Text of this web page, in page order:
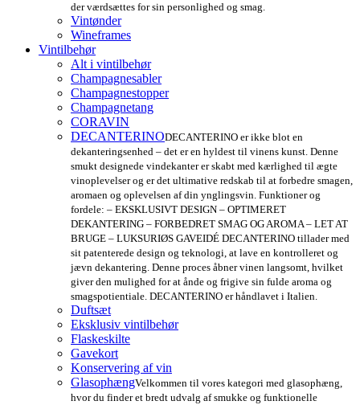
der værdsættes for sin personlighed og smag.
Vintønder
Wineframes
Vintilbehør
Alt i vintilbehør
Champagnesabler
Champagnestopper
Champagnetang
CORAVIN
DECANTERINODECANTERINO er ikke blot en
dekanteringsenhed – det er en hyldest til vinens kunst. Denne
smukt designede vindekanter er skabt med kærlighed til ægte
vinoplevelser og er det ultimative redskab til at forbedre smagen,
aromaen og oplevelsen af din ynglingsvin. Funktioner og
fordele: – EKSKLUSIVT DESIGN – OPTIMERET
DEKANTERING – FORBEDRET SMAG OG AROMA – LET AT
BRUGE – LUKSURIØS GAVEIDÉ DECANTERINO tillader med
sit patenterede design og teknologi, at lave en kontrolleret og
jævn dekantering. Denne proces åbner vinen langsomt, hvilket
giver den mulighed for at ånde og frigive sin fulde aroma og
smagspotientiale. DECANTERINO er håndlavet i Italien.
Duftsæt
Eksklusiv vintilbehør
Flaskeskilte
Gavekort
Konservering af vin
GlasophængVelkommen til vores kategori med glasophæng,
hvor du finder et bredt udvalg af smukke og funktionelle